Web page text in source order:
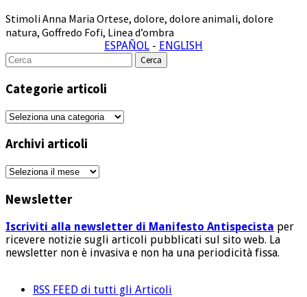
StimoliAnna Maria Ortese, dolore, dolore animali, dolore
natura, Goffredo Fofi, Linea d’ombra
ESPAÑOL - ENGLISH
Cerca
per:
Categorie articoli
Categorie
Archivi articoli
Archivi
Newsletter
Iscriviti alla newsletter di Manifesto Antispecista per
ricevere notizie sugli articoli pubblicati sul sito web. La
newsletter non è invasiva e non ha una periodicità fissa.
RSS FEED di tutti gli Articoli